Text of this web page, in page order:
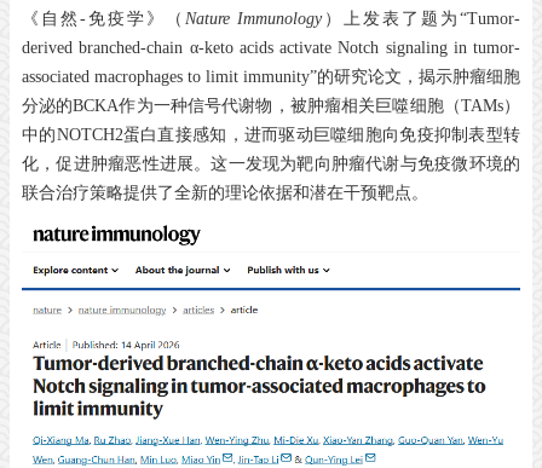
《自然-免疫学》（ Nature Immunology）上发表了题为“Tumor-
derived branched-chain α-keto acids activate Notch signaling in tumor-
associated macrophages to limit immunity”的研究论文，揭示肿瘤细胞
分泌的BCKA作为一种信号代谢物，被肿瘤相关巨噬细胞（TAMs）
中的NOTCH2蛋白直接感知，进而驱动巨噬细胞向免疫抑制表型转
化，促进肿瘤恶性进展。这一发现为靶向肿瘤代谢与免疫微环境的
联合治疗策略提供了全新的理论依据和潜在干预靶点。